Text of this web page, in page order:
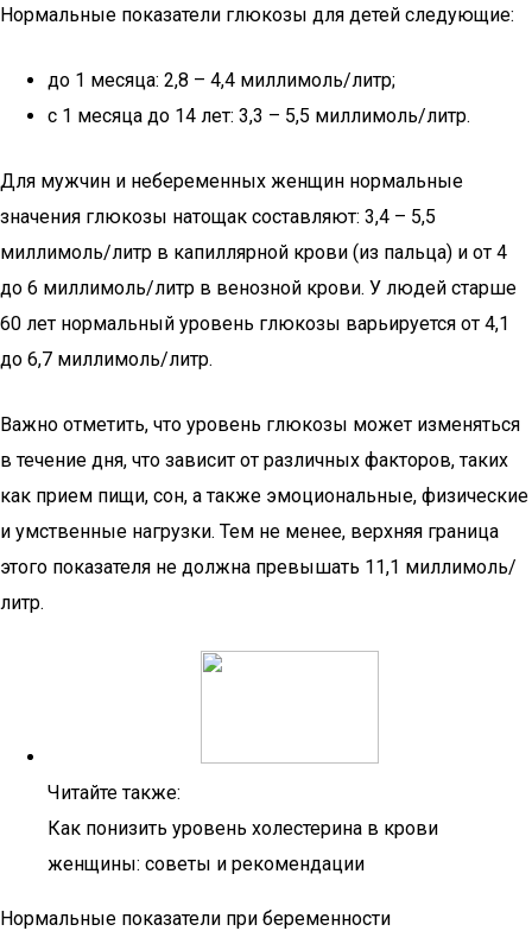
Нормальные показатели глюкозы для детей следующие:
до 1 месяца: 2,8 – 4,4 миллимоль/литр;
с 1 месяца до 14 лет: 3,3 – 5,5 миллимоль/литр.
Для мужчин и небеременных женщин нормальные
значения глюкозы натощак составляют: 3,4 – 5,5
миллимоль/литр в капиллярной крови (из пальца) и от 4
до 6 миллимоль/литр в венозной крови. У людей старше
60 лет нормальный уровень глюкозы варьируется от 4,1
до 6,7 миллимоль/литр.
Важно отметить, что уровень глюкозы может изменяться
в течение дня, что зависит от различных факторов, таких
как прием пищи, сон, а также эмоциональные, физические
и умственные нагрузки. Тем не менее, верхняя граница
этого показателя не должна превышать 11,1 миллимоль/
литр.
Читайте также:
Как понизить уровень холестерина в крови
женщины: советы и рекомендации
Нормальные показатели при беременности